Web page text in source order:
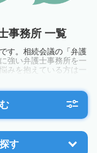
事務所 一覧
す。相続会議の「弁護
強い弁護士事務所を一
みを抱えている方は一
す